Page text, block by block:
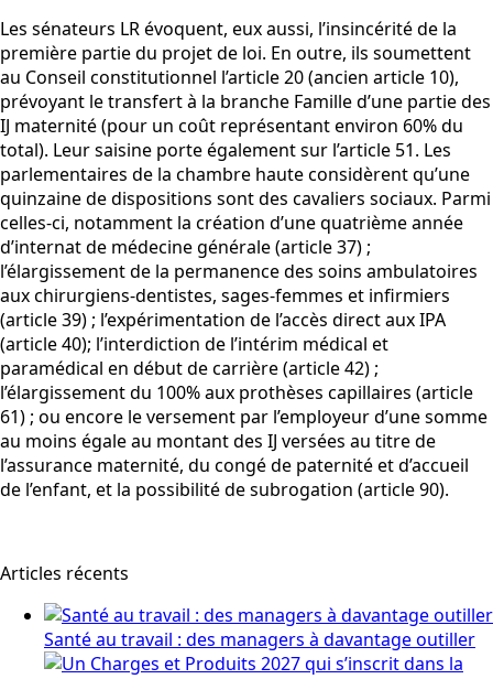
Les sénateurs LR évoquent, eux aussi, l’insincérité de la
première partie du projet de loi. En outre, ils soumettent
au Conseil constitutionnel l’article 20 (ancien article 10),
prévoyant le transfert à la branche Famille d’une partie des
IJ maternité (pour un coût représentant environ 60% du
total). Leur saisine porte également sur l’article 51. Les
parlementaires de la chambre haute considèrent qu’une
quinzaine de dispositions sont des cavaliers sociaux. Parmi
celles-ci, notamment la création d’une quatrième année
d’internat de médecine générale (article 37) ;
l’élargissement de la permanence des soins ambulatoires
aux chirurgiens-dentistes, sages-femmes et infirmiers
(article 39) ; l’expérimentation de l’accès direct aux IPA
(article 40); l’interdiction de l’intérim médical et
paramédical en début de carrière (article 42) ;
l’élargissement du 100% aux prothèses capillaires (article
61) ; ou encore le versement par l’employeur d’une somme
au moins égale au montant des IJ versées au titre de
l’assurance maternité, du congé de paternité et d’accueil
de l’enfant, et la possibilité de subrogation (article 90).
Articles récents
Santé au travail : des managers à davantage outiller